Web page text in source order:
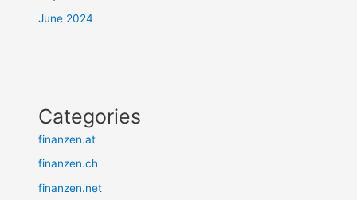
June 2024
Categories
finanzen.at
finanzen.ch
finanzen.net